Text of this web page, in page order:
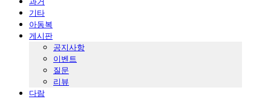
기타
아동복
게시판
공지사항
이벤트
질문
리뷰
다람